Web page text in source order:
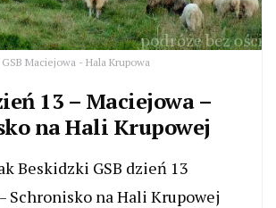
GSB Maciejowa - Hala Krupowa
13 – Maciejowa –
na Hali Krupowej
Beskidzki GSB dzień 13
Schronisko na Hali Krupowej